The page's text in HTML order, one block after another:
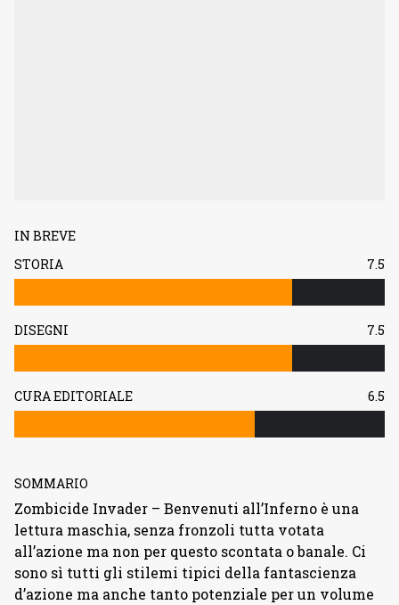
IN BREVE
STORIA
7.5
DISEGNI 7.5
CURA EDITORIALE 6.5
SOMMARIO
Zombicide Invader – Benvenuti all’Inferno è una
lettura maschia, senza fronzoli tutta votata
all’azione ma non per questo scontata o banale. Ci
sono sì tutti gli stilemi tipici della fantascienza
d’azione ma anche tanto potenziale per un volume